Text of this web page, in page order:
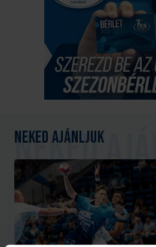
Neked ajánljuk